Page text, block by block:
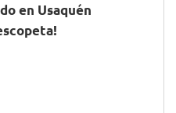
en Usaquén